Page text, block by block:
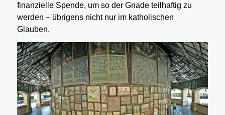
finanzielle Spende, um so der Gnade teilhaftig zu
werden – übrigens nicht nur im katholischen
Glauben.